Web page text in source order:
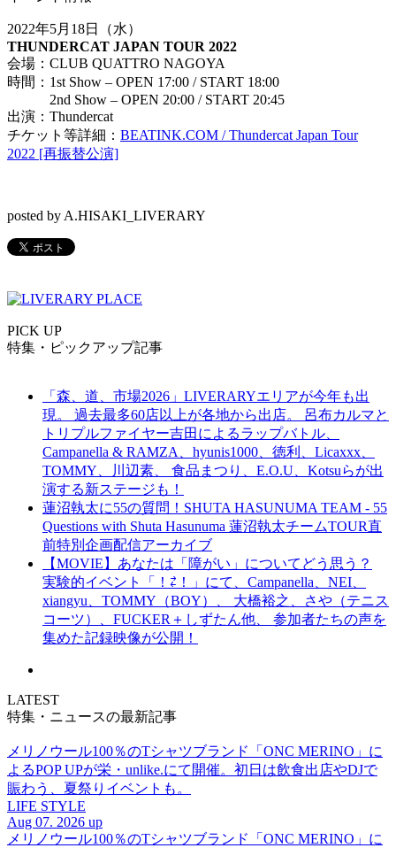
2022年5月18日（水）
THUNDERCAT JAPAN TOUR 2022
会場：CLUB QUATTRO NAGOYA
時間：1st Show – OPEN 17:00 / START 18:00
2nd Show – OPEN 20:00 / START 20:45
出演：Thundercat
チケット等詳細： BEATINK.COM / Thundercat Japan Tour
2022 [再振替公演]
posted by A.HISAKI_LIVERARY
PICK UP
特集・ピックアップ記事
「森、道、市場2026」LIVERARYエリアが今年も出
現。 過去最多60店以上が各地から出店。 呂布カルマと
トリプルファイヤー吉田によるラップバトル、
Campanella & RAMZA、hyunis1000、徳利、Licaxxx、
TOMMY、川辺素、 食品まつり、E.O.U、Kotsuらが出
演する新ステージも！
蓮沼執太に55の質問！SHUTA HASUNUMA TEAM - 55
Questions with Shuta Hasunuma 蓮沼執太チームTOUR直
前特別企画配信アーカイブ
【MOVIE】あなたは「障がい」についてどう思う？
実験的イベント「！⇄！」にて、Campanella、NEI、
xiangyu、TOMMY（BOY）、 大橋裕之、さや（テニス
コーツ）、FUCKER＋しずたん他、 参加者たちの声を
集めた記録映像が公開！
LATEST
特集・ニュースの最新記事
メリノウール100％のTシャツブランド「ONC MERINO」に
よるPOP UPが栄・unlike.にて開催。初日は飲食出店やDJで
賑わう、夏祭りイベントも。
LIFE STYLE
Aug 07. 2026 up
メリノウール100％のTシャツブランド「ONC MERINO」に